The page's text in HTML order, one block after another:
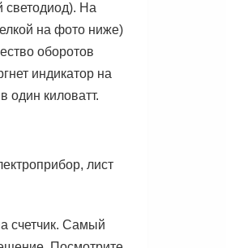
На
на фото ниже)
оборотов
индикатор на
один киловатт.
лист
счетчик. Самый